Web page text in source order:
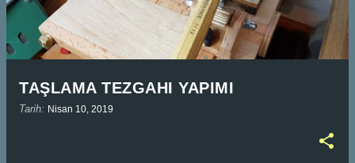
TAŞLAMA TEZGAHI YAPIMI
Tarih: Nisan 10, 2019